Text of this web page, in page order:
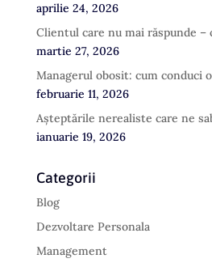
aprilie 24, 2026
Clientul care nu mai răspunde –
martie 27, 2026
Managerul obosit: cum conduci
februarie 11, 2026
Așteptările nerealiste care ne
ianuarie 19, 2026
Categorii
Blog
Dezvoltare Personala
Management